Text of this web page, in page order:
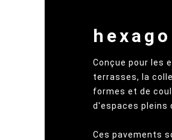
Conçue pour les
terrasses, la
formes et de
d'espaces pleins
Ces pavements